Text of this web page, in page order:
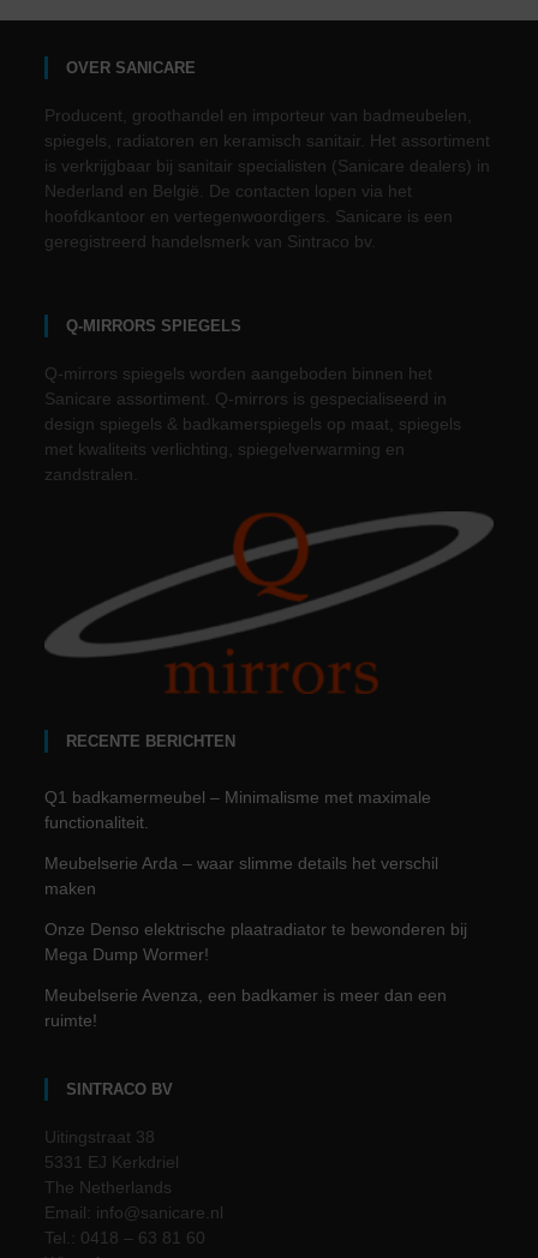
OVER SANICARE
Producent, groothandel en importeur van badmeubelen,
spiegels, radiatoren en keramisch sanitair. Het assortiment
is verkrijgbaar bij sanitair specialisten (Sanicare dealers) in
Nederland en België. De contacten lopen via het
hoofdkantoor en vertegenwoordigers. Sanicare is een
geregistreerd handelsmerk van Sintraco bv.
Q-MIRRORS SPIEGELS
Q-mirrors spiegels worden aangeboden binnen het
Sanicare assortiment. Q-mirrors is gespecialiseerd in
design spiegels & badkamerspiegels op maat, spiegels
met kwaliteits verlichting, spiegelverwarming en
zandstralen.
RECENTE BERICHTEN
Q1 badkamermeubel – Minimalisme met maximale
functionaliteit.
Meubelserie Arda – waar slimme details het verschil
maken
Onze Denso elektrische plaatradiator te bewonderen bij
Mega Dump Wormer!
Meubelserie Avenza, een badkamer is meer dan een
ruimte!
SINTRACO BV
Uitingstraat 38
5331 EJ Kerkdriel
The Netherlands
Email: info@sanicare.nl
Tel.: 0418 – 63 81 60